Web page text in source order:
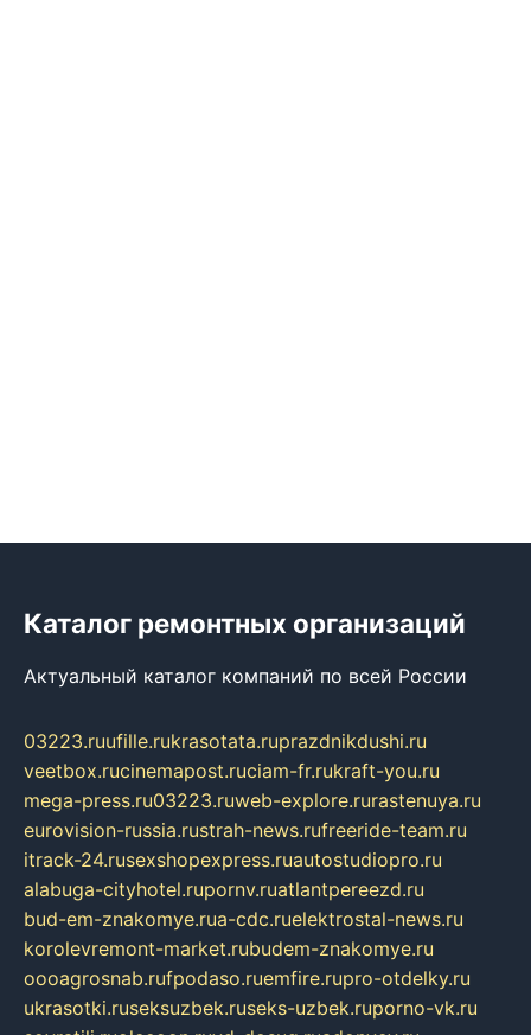
Каталог ремонтных организаций
Актуальный каталог компаний по всей России
03223.ruufille.rukrasotata.ruprazdnikdushi.ru
veetbox.rucinemapost.ruciam-fr.rukraft-you.ru
mega-press.ru03223.ruweb-explore.rurastenuya.ru
eurovision-russia.rustrah-news.rufreeride-team.ru
itrack-24.rusexshopexpress.ruautostudiopro.ru
alabuga-cityhotel.rupornv.ruatlantpereezd.ru
bud-em-znakomye.rua-cdc.ruelektrostal-news.ru
korolevremont-market.rubudem-znakomye.ru
oooagrosnab.rufpodaso.ruemfire.rupro-otdelky.ru
ukrasotki.ruseksuzbek.ruseks-uzbek.ruporno-vk.ru